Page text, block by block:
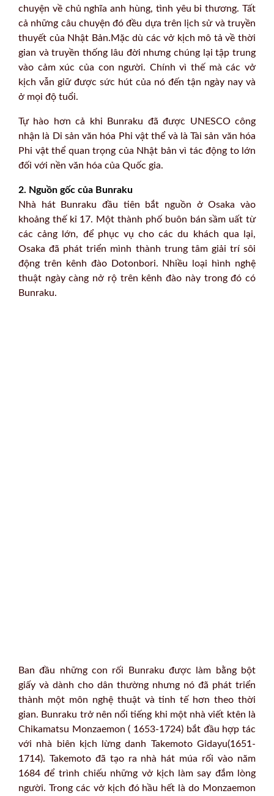
chuyện về chủ nghĩa anh hùng, tình yêu bi thương. Tất
cả những câu chuyện đó đều dựa trên lịch sử và truyền
thuyết của Nhật Bản.Mặc dù các vở kịch mô tả về thời
gian và truyền thống lâu đời nhưng chúng lại tập trung
vào cảm xúc của con người. Chính vì thế mà các vở
kịch vẫn giữ được sức hút của nó đến tận ngày nay và
ở mọi độ tuổi.
Tự hào hơn cả khi Bunraku đã được UNESCO công
nhận là Di sản văn hóa Phi vật thể và là Tài sản văn hóa
Phi vật thể quan trọng của Nhật bản vì tác động to lớn
đối với nền văn hóa của Quốc gia.
2. Nguồn gốc của Bunraku
Nhà hát Bunraku đầu tiên bắt nguồn ở Osaka vào
khoảng thế kỉ 17. Một thành phố buôn bán sầm uất từ
các cảng lớn, để phục vụ cho các du khách qua lại,
Osaka đã phát triển mình thành trung tâm giải trí sôi
động trên kênh đào Dotonbori. Nhiều loại hình nghệ
thuật ngày càng nở rộ trên kênh đào này trong đó có
Bunraku.
Ban đầu những con rối Bunraku được làm bằng bột
giấy và dành cho dân thường nhưng nó đã phát triển
thành một môn nghệ thuật và tinh tế hơn theo thời
gian. Bunraku trở nên nổi tiếng khi một nhà viết ktên là
Chikamatsu Monzaemon ( 1653-1724) bắt đầu hợp tác
với nhà biên kịch lừng danh Takemoto Gidayu(1651-
1714). Takemoto đã tạo ra nhà hát múa rối vào năm
1684 để trình chiếu những vở kịch làm say đắm lòng
người. Trong các vở kịch đó hầu hết là do Monzaemon